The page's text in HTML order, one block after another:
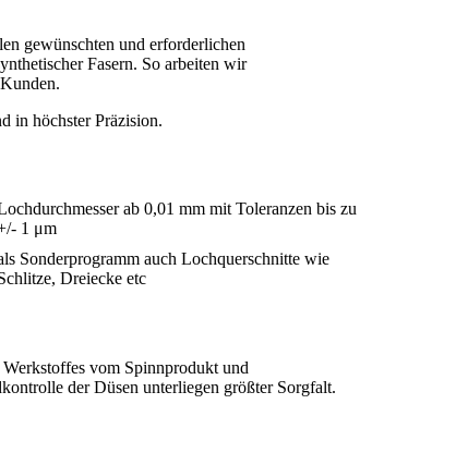
gewünschten und erforderlichen
Fasern. So arbeiten wir
in höchster Präzision.
ab 0,01 mm mit Toleranzen bis zu
1 μm
Sonderprogramm auch Lochquerschnitte wie
Dreiecke etc
vom Spinnprodukt und
der Düsen unterliegen größter Sorgfalt.